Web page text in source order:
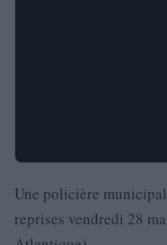
Une policière
reprises vendredi 28